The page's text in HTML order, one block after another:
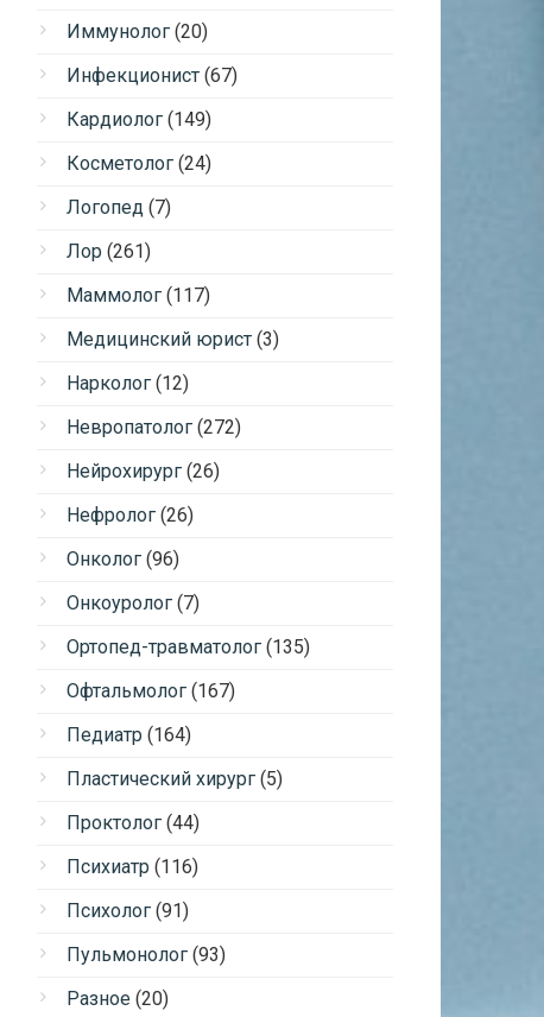
Иммунолог (20)
Инфекционист (67)
Кардиолог (149)
Косметолог (24)
Логопед (7)
Лор (261)
Маммолог (117)
Медицинский юрист (3)
Нарколог (12)
Невропатолог (272)
Нейрохирург (26)
Нефролог (26)
Онколог (96)
Онкоуролог (7)
Ортопед-травматолог (135)
Офтальмолог (167)
Педиатр (164)
Пластический хирург (5)
Проктолог (44)
Психиатр (116)
Психолог (91)
Пульмонолог (93)
Разное (20)